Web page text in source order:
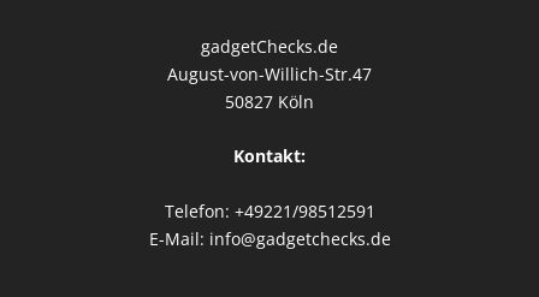
gadgetChecks.de
August-von-Willich-Str.47
50827 Köln
Kontakt:
Telefon: +49221/98512591
E-Mail: info@gadgetchecks.de